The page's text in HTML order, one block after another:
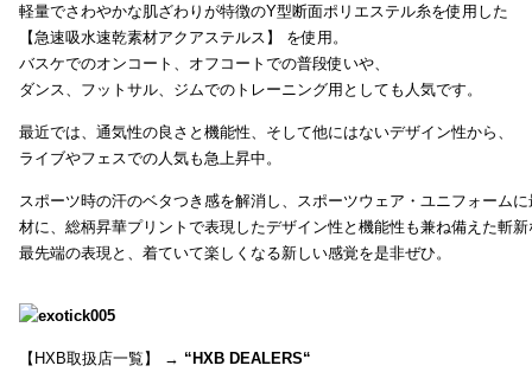
軽量でさわやかな肌ざわりが特徴のY型断面ポリエステル糸を使用した
【急速吸水速乾素材アクアステルス】 を使用。
バスケでのオンコート、オフコートでの普段使いや、
ダンス、フットサル、ジムでのトレーニング用としても人気です。
最近では、通気性の良さと機能性、そして他にはないデザイン性から、
ライブやフェスでの人気も急上昇中。
スポーツ時の汗のベタつき感を解消し、スポーツウェア・ユニフォーム
材に、総柄昇華プリントで表現したデザイン性と機能性も兼ね備えた斬
最先端の表現と、着ていて楽しくなる新しい感覚を是非ぜひ。
【HXB取扱店一覧】 → “HXB DEALERS“